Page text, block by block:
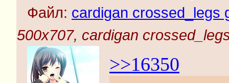
Файл: cardigan crossed_legs
500x707, cardigan
>>16350